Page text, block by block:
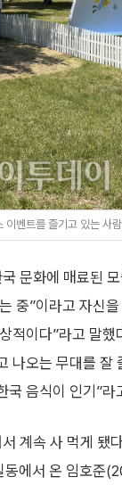
벤트를 즐기고 있는
문화에 매료된
중”이라고 자신
이다”라고 말
나오는 무대를
국 음식이 인기”라
계속 사 먹게 됐
에서 온 임호준